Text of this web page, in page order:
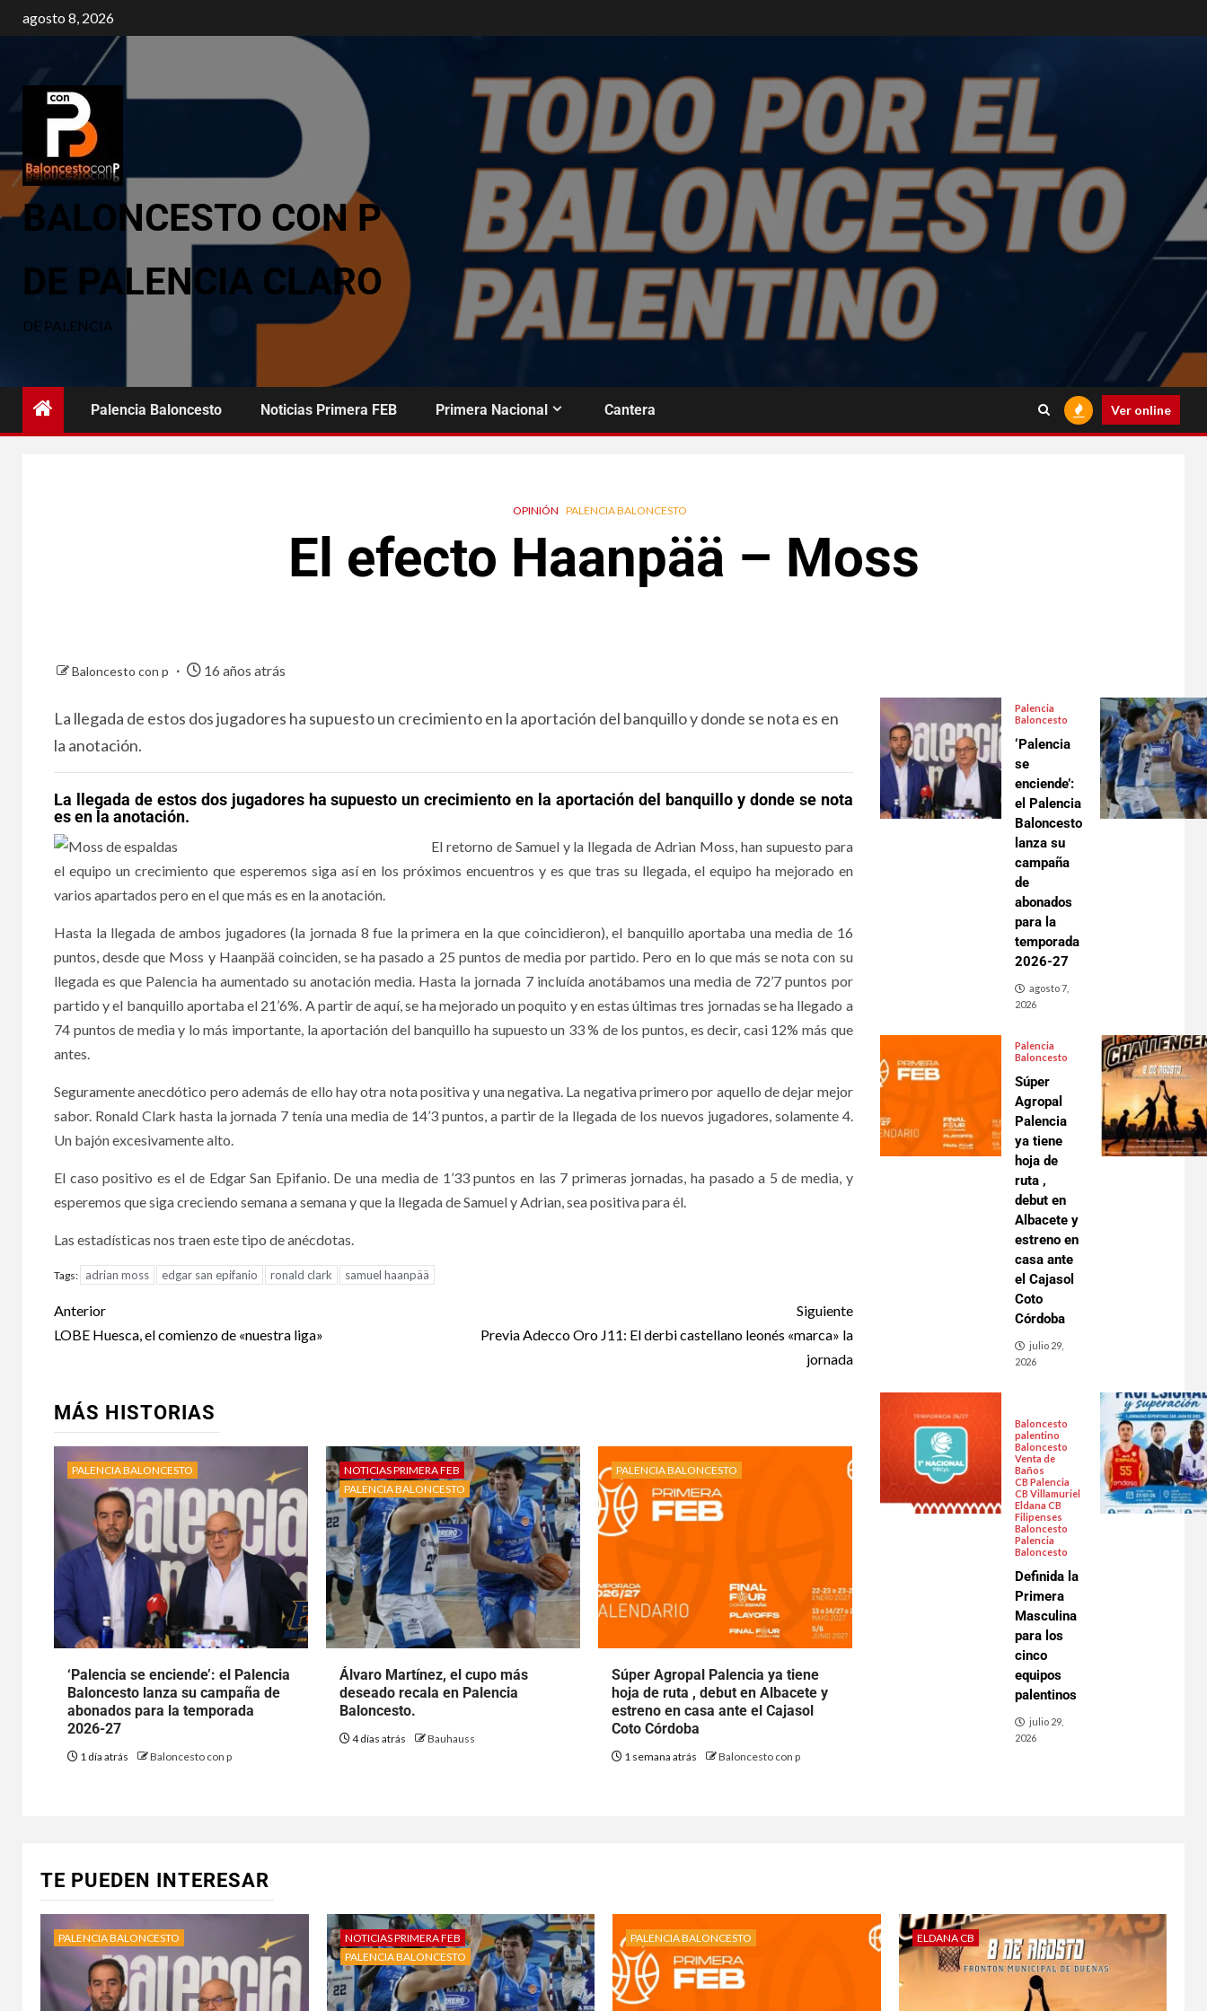
agosto 8, 2026
BALONCESTO CON P
DE PALENCIA CLARO
DE PALENCIA
Palencia Baloncesto Noticias Primera FEB Primera Nacional Cantera Ver online
OPINIÓN PALENCIA BALONCESTO
El efecto Haanpää – Moss
Baloncesto con p 16 años atrás
La llegada de estos dos jugadores ha supuesto un crecimiento en la aportación del banquillo y donde se nota es en
la anotación.
La llegada de estos dos jugadores ha supuesto un crecimiento en la aportación del banquillo y donde se nota
es en la anotación.
El retorno de Samuel y la llegada de Adrian Moss, han supuesto para
el equipo un crecimiento que esperemos siga así en los próximos encuentros y es que tras su llegada, el equipo ha mejorado en
varios apartados pero en el que más es en la anotación.
Hasta la llegada de ambos jugadores (la jornada 8 fue la primera en la que coincidieron), el banquillo aportaba una media de 16
puntos, desde que Moss y Haanpää coinciden, se ha pasado a 25 puntos de media por partido. Pero en lo que más se nota con su
llegada es que Palencia ha aumentado su anotación media. Hasta la jornada 7 incluída anotábamos una media de 72’7 puntos por
partido y el banquillo aportaba el 21’6%. A partir de aquí, se ha mejorado un poquito y en estas últimas tres jornadas se ha llegado a
74 puntos de media y lo más importante, la aportación del banquillo ha supuesto un 33 % de los puntos, es decir, casi 12% más que
antes.
Seguramente anecdótico pero además de ello hay otra nota positiva y una negativa. La negativa primero por aquello de dejar mejor
sabor. Ronald Clark hasta la jornada 7 tenía una media de 14’3 puntos, a partir de la llegada de los nuevos jugadores, solamente 4.
Un bajón excesivamente alto.
El caso positivo es el de Edgar San Epifanio. De una media de 1’33 puntos en las 7 primeras jornadas, ha pasado a 5 de media, y
esperemos que siga creciendo semana a semana y que la llegada de Samuel y Adrian, sea positiva para él.
Las estadísticas nos traen este tipo de anécdotas.
Tags: adrian moss edgar san epifanio ronald clark samuel haanpää
Anterior
LOBE Huesca, el comienzo de «nuestra liga»
Siguiente
Previa Adecco Oro J11: El derbi castellano leonés «marca» la
jornada
MÁS HISTORIAS
PALENCIA BALONCESTO
‘Palencia se enciende’: el Palencia
Baloncesto lanza su campaña de
abonados para la temporada
2026-27
1 día atrás Baloncesto con p
NOTICIAS PRIMERA FEB
PALENCIA BALONCESTO
Álvaro Martínez, el cupo más
deseado recala en Palencia
Baloncesto.
4 días atrás Bauhauss
PALENCIA BALONCESTO
Súper Agropal Palencia ya tiene
hoja de ruta , debut en Albacete y
estreno en casa ante el Cajasol
Coto Córdoba
1 semana atrás Baloncesto con p
Palencia
Baloncesto
‘Palencia
se
enciende’:
el Palencia
Baloncesto
lanza su
campaña
de
abonados
para la
temporada
2026-27
agosto 7,
2026
Palencia
Baloncesto
Súper
Agropal
Palencia
ya tiene
hoja de
ruta ,
debut en
Albacete y
estreno en
casa ante
el Cajasol
Coto
Córdoba
julio 29,
2026
Baloncesto
palentino
Baloncesto
Venta de
Baños
CB Palencia
CB Villamuriel
Eldana CB
Filipenses
Baloncesto
Palencia
Baloncesto
Definida la
Primera
Masculina
para los
cinco
equipos
palentinos
julio 29,
2026
TE PUEDEN INTERESAR
PALENCIA BALONCESTO
NOTICIAS PRIMERA FEB
PALENCIA BALONCESTO
PALENCIA BALONCESTO ELDANA CB